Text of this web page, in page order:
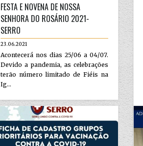
FESTA E NOVENA DE NOSSA
SENHORA DO ROSÁRIO 2021-
SERRO
23.06.2021
Acontecerá nos dias 25/06 a 04/07.
Devido a pandemia, as celebrações
terão número limitado de Fiéis na
Ig...